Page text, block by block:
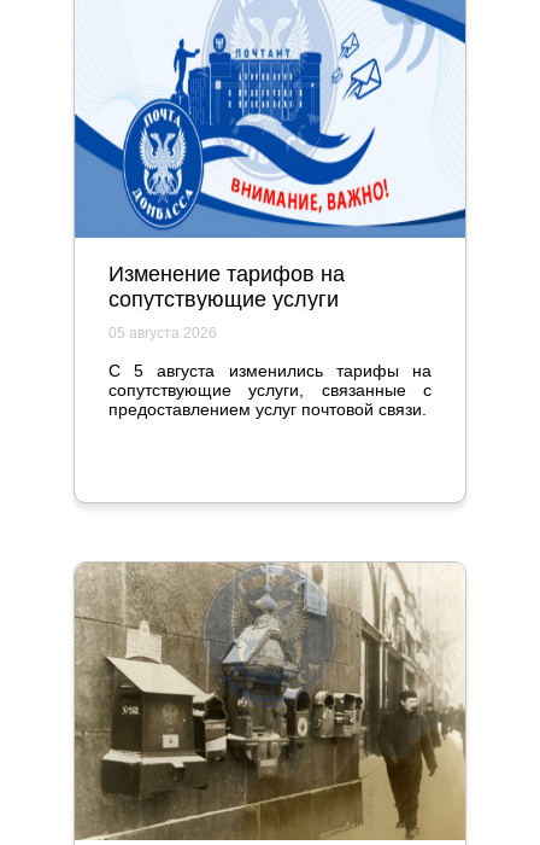
Изменение тарифов на
сопутствующие услуги
05 августа 2026
С 5 августа изменились тарифы на
сопутствующие услуги, связанные с
предоставлением услуг почтовой связи.